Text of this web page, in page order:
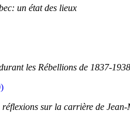
un état des lieux
les Rébellions de 1837-1938
réflexions sur la carrière de